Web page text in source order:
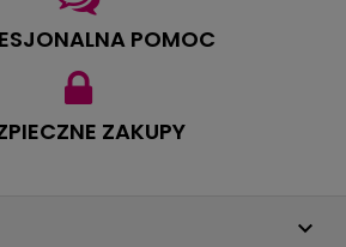
POMOC
ZAKUPY
